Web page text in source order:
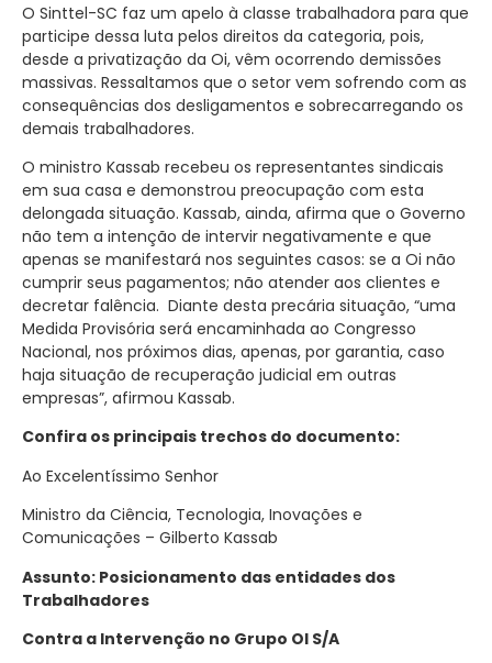
O Sinttel-SC faz um apelo à classe trabalhadora para que
participe dessa luta pelos direitos da categoria, pois,
desde a privatização da Oi, vêm ocorrendo demissões
massivas. Ressaltamos que o setor vem sofrendo com as
consequências dos desligamentos e sobrecarregando os
demais trabalhadores.
O ministro Kassab recebeu os representantes sindicais
em sua casa e demonstrou preocupação com esta
delongada situação. Kassab, ainda, afirma que o Governo
não tem a intenção de intervir negativamente e que
apenas se manifestará nos seguintes casos: se a Oi não
cumprir seus pagamentos; não atender aos clientes e
decretar falência. Diante desta precária situação, “uma
Medida Provisória será encaminhada ao Congresso
Nacional, nos próximos dias, apenas, por garantia, caso
haja situação de recuperação judicial em outras
empresas”, afirmou Kassab.
Confira os principais trechos do documento:
Ao Excelentíssimo Senhor
Ministro da Ciência, Tecnologia, Inovações e
Comunicações – Gilberto Kassab
Assunto: Posicionamento das entidades dos
Trabalhadores
Contra a Intervenção no Grupo OI S/A